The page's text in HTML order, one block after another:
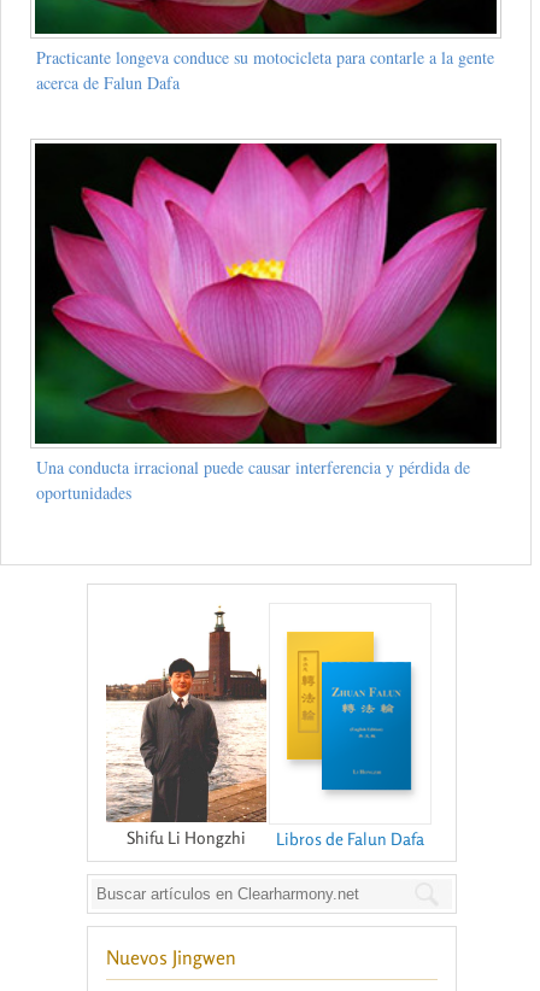
Practicante longeva conduce su motocicleta para contarle a la gente
acerca de Falun Dafa
Una conducta irracional puede causar interferencia y pérdida de
oportunidades
Shifu Li Hongzhi Libros de Falun Dafa
Nuevos Jingwen